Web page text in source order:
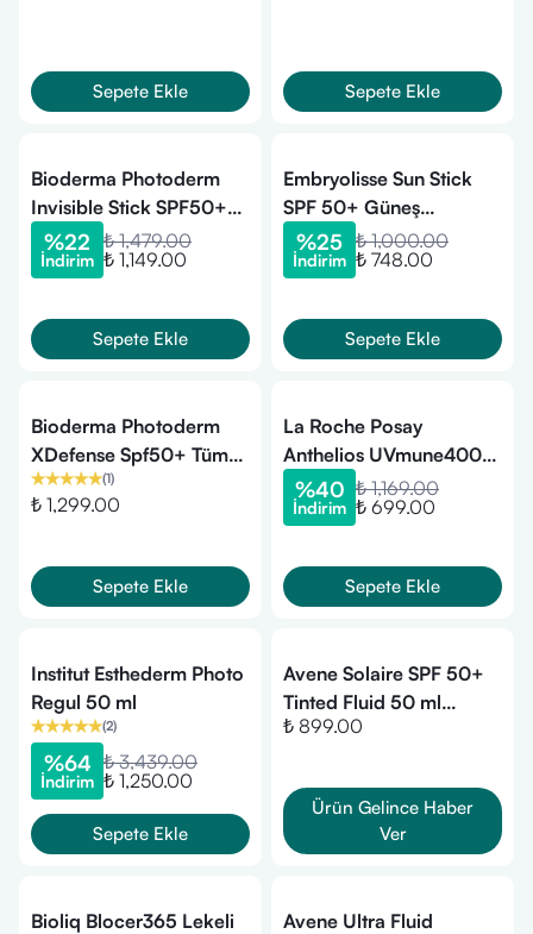
Sepete Ekle Sepete Ekle
Bioderma Photoderm
Invisible Stick SPF50+
Antioksidan UV Koruma
İçeren Hassas&Tüm
%22
İndirim
₺ 1,479.00
₺ 1,149.00
Sepete Ekle
Embryolisse Sun Stick
SPF 50+ Güneş
Koruyucu 15g
%25
İndirim
₺ 1,000.00
₺ 748.00
Sepete Ekle
Bioderma Photoderm
XDefense Spf50+ Tüm
Cilt Tipleri İçin Güneş
Kremi 40 ml
(1)
₺ 1,299.00
Sepete Ekle
La Roche Posay
Anthelios UVmune400
Invisible Fluid SPF50+
Renkli Güneş Kremi 50
%40
İndirim
₺ 1,169.00
₺ 699.00
Sepete Ekle
Institut Esthederm Photo
Regul 50 ml
(2)
%64
İndirim
₺ 3,439.00
₺ 1,250.00
Sepete Ekle
Avene Solaire SPF 50+
Tinted Fluid 50 ml
(Normal ve Karma
₺ 899.00
Ürün Gelince Haber
Ver
Bioliq Blocer365 Lekeli
Avene Ultra Fluid